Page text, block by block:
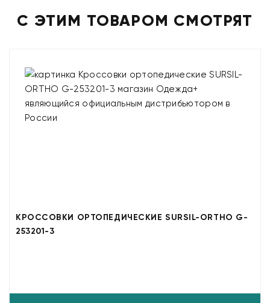
С ЭТИМ ТОВАРОМ СМОТРЯТ
КРОССОВКИ ОРТОПЕДИЧЕСКИЕ SURSIL-ORTHO G-
253201-3